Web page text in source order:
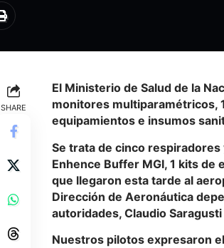
SHARE
El Ministerio de Salud de la
monitores multiparamétricos,
equipamientos e insumos
Se trata de cinco respiradores
Enhence Buffer MGI, 1 kits
que llegaron esta tarde al
Dirección de Aeronáutica
autoridades, Claudio
Nuestros pilotos expresaron